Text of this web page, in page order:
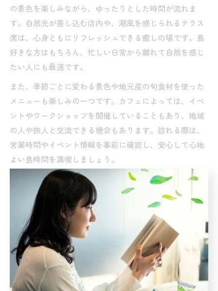
の景色を楽しみながら、ゆったりとした時間が流れま
す。自然光が差し込む店内や、潮風を感じられるテラス
席は、心身ともにリフレッシュできる癒しの場です。島
好きな方はもちろん、忙しい日常から離れて自然を感じ
たい人にも最適です。
また、季節ごとに変わる景色や地元産の旬食材を使った
メニューも楽しみの一つです。カフェによっては、イベ
ントやワークショップを開催していることもあり、地域
の人や旅人と交流できる機会もあります。訪れる際は、
営業時間やイベント情報を事前に確認し、安心して心地
よい島時間を満喫しましょう。
カフェ好きが惹かれる上島町の過ごし
カフェで過ごす島時間の楽しみ方を紹介
島好きや本屋好きの方にとって、愛媛県上島町のカフェ